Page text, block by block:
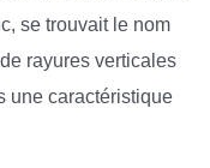
se trouvait le nom
rayures verticales
une caractéristique